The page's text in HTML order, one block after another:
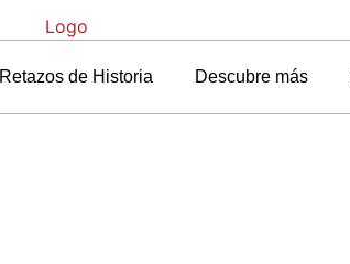
Retazos de Historia Descubre más